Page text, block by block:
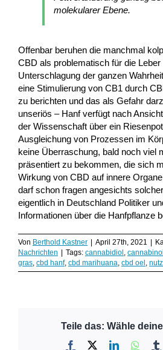
molekularer Ebene.
Offenbar beruhen die manchmal
CBD als problematisch für die
Unterschlagung der ganzen
eine Stimulierung von CB1 durch
zu berichten und das als Gefahr
unseriös – Hanf verfügt nach
der Wissenschaft über ein
Ausgleichung von Prozessen im
keine Überraschung, bald noch viel
präsentiert zu bekommen, die sich
Wirkung von CBD auf innere
darf schon fragen angesichts
eigentlich in Deutschland Politiker
Informationen über die Hanfpflanze
Von Berthold Kastner | April 27th, 2021 |
Nachrichten | Tags: cannabidiol,
gras, cbd hanf, cbd marihuana, cbd oel,
Teile das: Wähle
Facebook LinkedIn